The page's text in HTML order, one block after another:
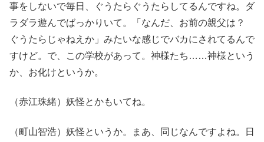
事をしないで毎日、ぐうたらぐうたらしてるんですね。ダ
ラダラ遊んでばっかりいて。「なんだ、お前の親父は？
ぐうたらじゃねえか」みたいな感じでバカにされてるんで
すけど。で、この学校があって。神様たち……神様という
か、お化けというか。
（赤江珠緒）妖怪とかもいてね。
（町山智浩）妖怪というか。まあ、同じなんですよね。日